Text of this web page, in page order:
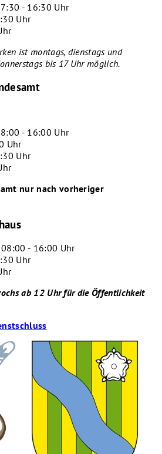
- 16:30 Uhr
Uhr
ist montags, dienstags und
bis 17 Uhrmöglich.
- 16:00 Uhr
Uhr
Uhr
nur nach vorheriger
- 16:00 Uhr
Uhr
ab 12 Uhr für die Öffentlichkeit